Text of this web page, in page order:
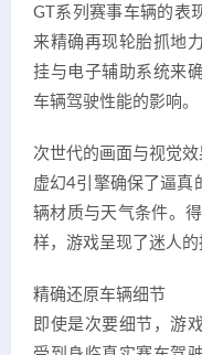
GT系列赛事车辆的表
来精确再现轮胎抓地
挂与电子辅助系统来
车辆驾驶性能的影响。
次世代的画面与视觉效
虚幻4引擎确保了逼真
辆材质与天气条件。
样，游戏呈现了迷人的
精确还原车辆细节
即使是次要细节，游